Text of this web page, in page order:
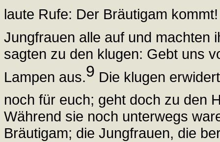
laute Rufe: Der Bräutigam
Jungfrauen alle auf und machten
sagten zu den klugen: Gebt uns
Lampen aus.9 Die klugen
noch für euch; geht doch zu den
Während sie noch unterwegs
Bräutigam; die Jungfrauen, die